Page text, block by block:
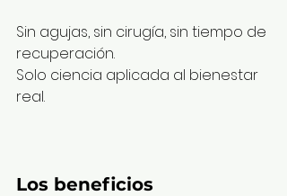
Sin agujas, sin cirugía, sin tiempo de
recuperación.
Solo ciencia aplicada al bienestar
real.
Los beneficios